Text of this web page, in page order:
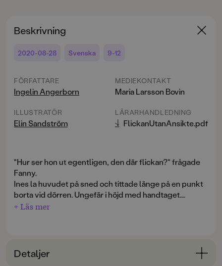
Beskrivning
2020-08-28 Svenska 9-12
FÖRFATTARE
Ingelin Angerborn
ILLUSTRATÖR
Elin Sandström
MEDIEKONTAKT
Maria Larsson Bovin
LÄRARHANDLEDNING
FlickanUtanAnsikte.pdf
"Hur ser hon ut egentligen, den där flickan?" frågade
Fanny.
Ines la huvudet på sned och tittade länge på en punkt
borta vid dörren. Ungefär i höjd med handtaget.
"Jag vet inte", sa hon till slut. "Hon har liksom inget
Hon är världens gulligaste unge, med stora ögon,
lockigt hår och en låtsaskompis med svarta skor. Men
+ Läs mer
Detaljer